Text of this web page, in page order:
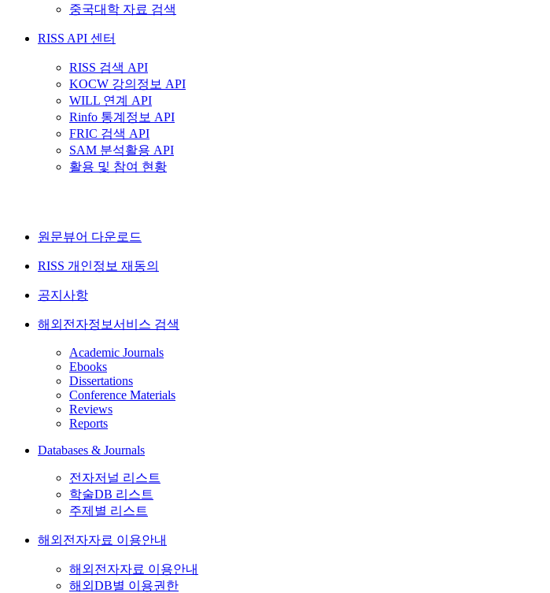
중국대학 자료 검색
RISS API 센터
RISS 검색 API
KOCW 강의정보 API
WILL 연계 API
Rinfo 통계정보 API
FRIC 검색 API
SAM 분석활용 API
활용 및 참여 현황
원문뷰어 다운로드
RISS 개인정보 재동의
공지사항
해외전자정보서비스 검색
Academic Journals
Ebooks
Dissertations
Conference Materials
Reviews
Reports
Databases & Journals
전자저널 리스트
학술DB 리스트
주제별 리스트
해외전자자료 이용안내
해외전자자료 이용안내
해외DB별 이용권한